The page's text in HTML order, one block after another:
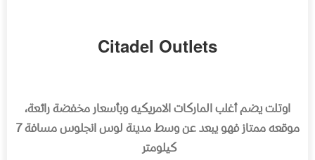
Citadel Outlets
اوتلت يضم أغلب الماركات الامريكيه وبأسعار مخفضة رائعة،
موقعه ممتاز فهو يبعد عن وسط مدينة لوس انجلوس مسافة7
كيلومتر